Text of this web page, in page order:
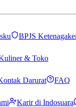
BPJS
& Toko
Darurat FAQ
Karir di Indosuara